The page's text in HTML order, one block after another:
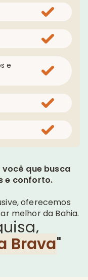
e
que busca
e conforto.
oferecemos
melhor da Bahia.
Brava"